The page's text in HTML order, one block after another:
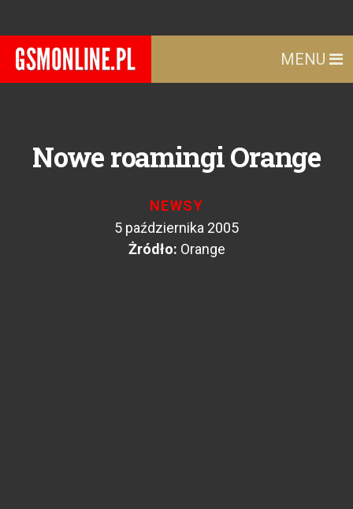
MENU
Nowe roamingi Orange
NEWSY
5 października 2005
Żródło: Orange